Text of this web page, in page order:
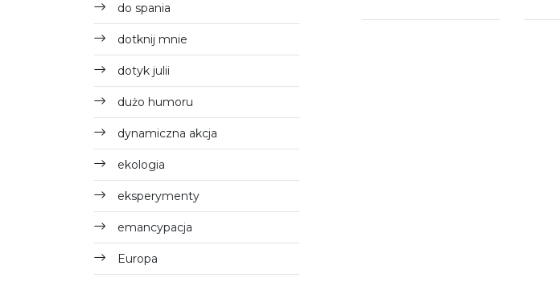
do spania
dotknij mnie
dotyk julii
dużo humoru
dynamiczna akcja
ekologia
eksperymenty
emancypacja
Europa